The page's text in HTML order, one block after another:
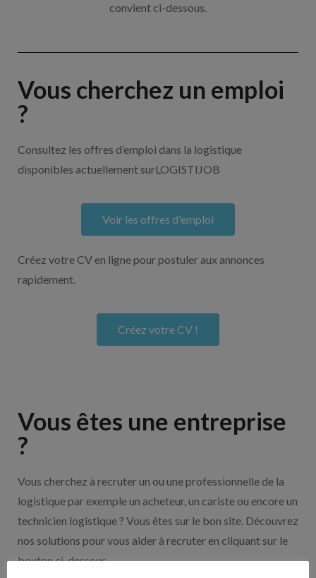
convient ci-dessous.
Vous cherchez un emploi
?
Consultez les offres d’emploi dans la logistique
disponibles actuellement surLOGISTIJOB
Voir les offres d'emploi
Créez votre CV en ligne pour postuler aux annonces
rapidement.
Créez votre CV !
Vous êtes une entreprise
?
Vous cherchez à recruter un ou une professionnelle de la
logistique par exemple un acheteur, un cariste ou encore un
technicien logistique ? Vous êtes sur le bon site. Découvrez
nos solutions pour vous aider à recruter en cliquant sur le
bouton ci-dessous.